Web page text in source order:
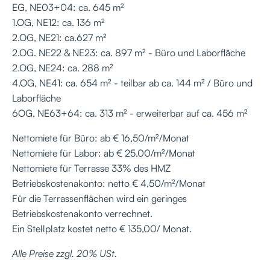
EG, NE03+04: ca. 645 m²
1.OG, NE12: ca. 136 m²
2.OG, NE21: ca.627 m²
2.OG. NE22 & NE23: ca. 897 m² - Büro und Laborfläche
2.OG, NE24: ca. 288 m²
4.OG, NE41: ca. 654 m² - teilbar ab ca. 144 m² / Büro und
Laborfläche
6OG, NE63+64: ca. 313 m² - erweiterbar auf ca. 456 m²
Nettomiete für Büro: ab € 16,50/m²/Monat
Nettomiete für Labor: ab € 25,00/m²/Monat
Nettomiete für Terrasse 33% des HMZ
Betriebskostenakonto: netto € 4,50/m²/Monat
Für die Terrassenflächen wird ein geringes
Betriebskostenakonto verrechnet.
Ein Stellplatz kostet netto € 135,00/ Monat.
Alle Preise zzgl. 20% USt.